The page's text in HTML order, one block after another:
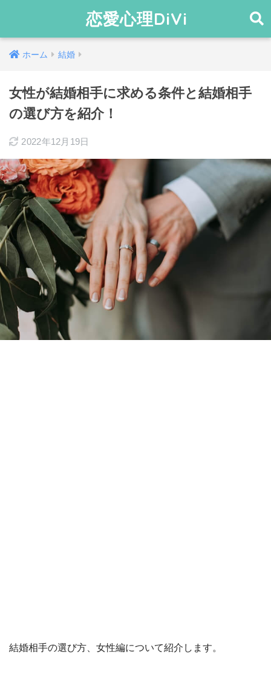
恋愛心理DiVi
ホーム 結婚
女性が結婚相手に求める条件と結婚相手
の選び方を紹介！
2022年12月19日
結婚相手の選び方、女性編について紹介します。